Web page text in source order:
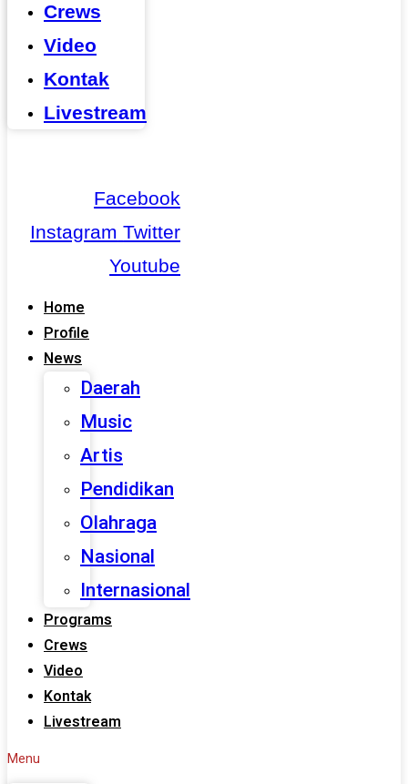
Crews
Video
Kontak
Livestream
Facebook
Instagram Twitter
Youtube
Home
Profile
News
Daerah
Music
Artis
Pendidikan
Olahraga
Nasional
Internasional
Programs
Crews
Video
Kontak
Livestream
Menu